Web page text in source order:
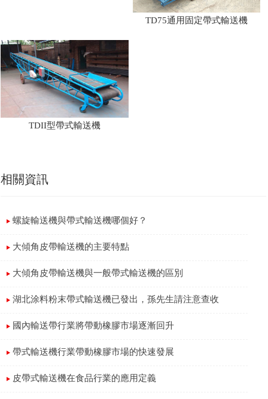
TD75通用固定帶式輸送機
TDII型帶式輸送機
相關資訊
螺旋輸送機與帶式輸送機哪個好？
大傾角皮帶輸送機的主要特點
大傾角皮帶輸送機與一般帶式輸送機的區別
湖北涂料粉末帶式輸送機已發出，孫先生請注意查收
國內輸送帶行業將帶動橡膠市場逐漸回升
帶式輸送機行業帶動橡膠市場的快速發展
皮帶式輸送機在食品行業的應用定義